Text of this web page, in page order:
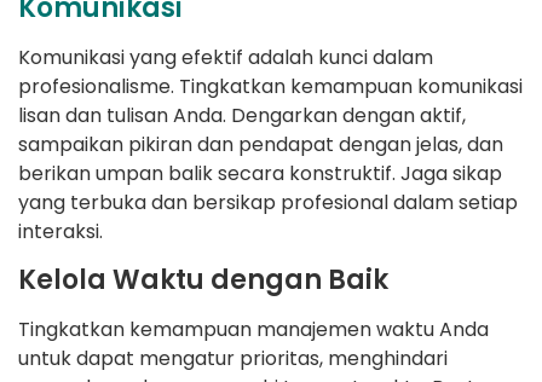
Komunikasi
Komunikasi yang efektif adalah kunci dalam
profesionalisme. Tingkatkan kemampuan komunikasi
lisan dan tulisan Anda. Dengarkan dengan aktif,
sampaikan pikiran dan pendapat dengan jelas, dan
berikan umpan balik secara konstruktif. Jaga sikap
yang terbuka dan bersikap profesional dalam setiap
interaksi.
Kelola Waktu dengan Baik
Tingkatkan kemampuan manajemen waktu Anda
untuk dapat mengatur prioritas, menghindari